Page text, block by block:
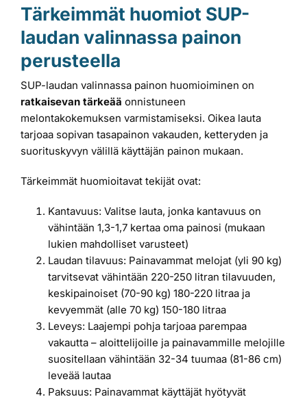
Tärkeimmät huomiot SUP-
laudan valinnassa painon
perusteella
SUP-laudan valinnassa painon huomioiminen on
ratkaisevan tärkeää onnistuneen
melontakokemuksen varmistamiseksi. Oikea lauta
tarjoaa sopivan tasapainon vakauden, ketteryden ja
suorituskyvyn välillä käyttäjän painon mukaan.
Tärkeimmät huomioitavat tekijät ovat:
Kantavuus: Valitse lauta, jonka kantavuus on
vähintään 1,3-1,7 kertaa oma painosi (mukaan
lukien mahdolliset varusteet)
Laudan tilavuus: Painavammat melojat (yli 90 kg)
tarvitsevat vähintään 220-250 litran tilavuuden,
keskipainoiset (70-90 kg) 180-220 litraa ja
kevyemmät (alle 70 kg) 150-180 litraa
Leveys: Laajempi pohja tarjoaa parempaa
vakautta – aloittelijoille ja painavammille melojille
suositellaan vähintään 32-34 tuumaa (81-86 cm)
leveää lautaa
Paksuus: Painavammat käyttäjät hyötyvät